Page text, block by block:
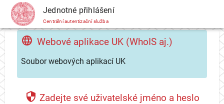
CAS Jednotné přihlášení
Centrální autentizační služba
Webové aplikace UK (WhoIS aj.)
Soubor webových aplikací UK
Zadejte své uživatelské jméno a heslo